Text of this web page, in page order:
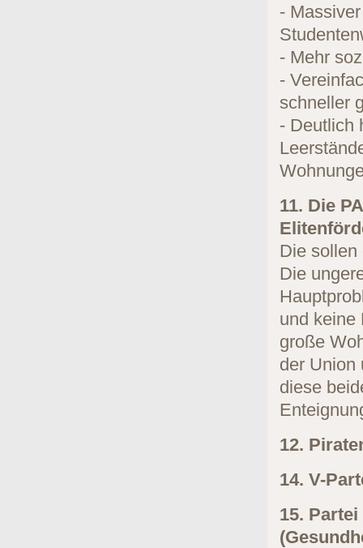
-
- Mehr
-
schneller
- Deutlich
11. Die
Die sollen
Die
und keine
große
der Union
diese
12.
14. V-
15.